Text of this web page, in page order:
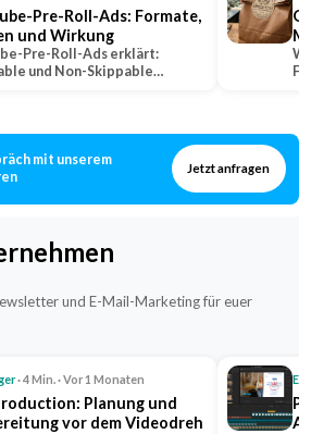
Pre-Roll-Ads: Formate,
und Wirkung
Pre-Roll-Ads erklärt:
und Non-Skippable
Was
Fast-
mit unserem
Jetzt anfragen
und E-Mail-Marketing für euer
· 4 Min. · Vor 1 Monaten
Planung und
vor dem Videodreh